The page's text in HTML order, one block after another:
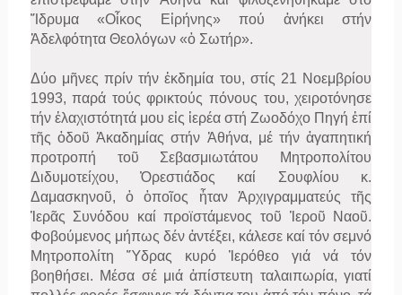
Ἵδρυμα «Οἶκος Εἰρήνης» πού ἀνήκει στήν
Ἀδελφότητα Θεολόγων «ὁ Σωτήρ».
Δύο μῆνες πρίν τήν ἐκδημία του, στίς 21 Νοεμβρίου
1993, παρά τούς φρικτούς πόνους του, χειροτόνησε
τήν ἐλαχιστότητά μου εἰς ἱερέα στή Ζωοδόχο Πηγή ἐπί
τῆς ὁδοῦ Ἀκαδημίας στήν Ἀθήνα, μέ τήν ἀγαπητική
προτροπή τοῦ Σεβασμιωτάτου Μητροπολίτου
Διδυμοτείχου, Ὀρεστιάδος καί Σουφλίου κ.
Δαμασκηνοῦ, ὁ ὁποῖος ἦταν Ἀρχιγραμματεύς τῆς
Ἱερᾶς Συνόδου καί προϊστάμενος τοῦ Ἱεροῦ Ναοῦ.
Φοβούμενος μήπως δέν ἀντέξει, κάλεσε καί τόν σεμνό
Μητροπολίτη Ὕδρας κυρό Ἱερόθεο γιά νά τόν
βοηθήσει. Μέσα σέ μιά ἀπίστευτη ταλαιπωρία, γιατί